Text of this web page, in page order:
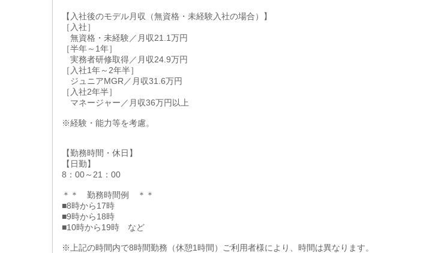
【入社後のモデル月収（無資格・未経験入社の場合）】
［入社］
無資格・未経験／月収21.1万円
［半年～1年］
実務者研修取得／月収24.9万円
［入社1年～2年半］
ジュニアMGR／月収31.6万円
［入社2年半］
マネージャー／月収36万円以上
※経験・能力等を考慮。
【勤務時間・休日】
【日勤】
8：00～21：00
＊＊ 勤務時間例 ＊＊
■8時から17時
■9時から18時
■10時から19時 など
※上記の時間内で8時間勤務（休憩1時間）ご利用者様により、時間は異なります。